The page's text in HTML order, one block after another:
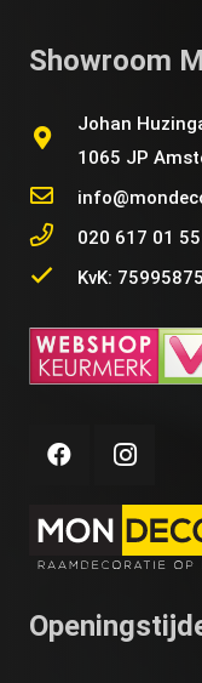
Showroom
Johan
1065 JP
020 617 01 55
KvK: 75995875